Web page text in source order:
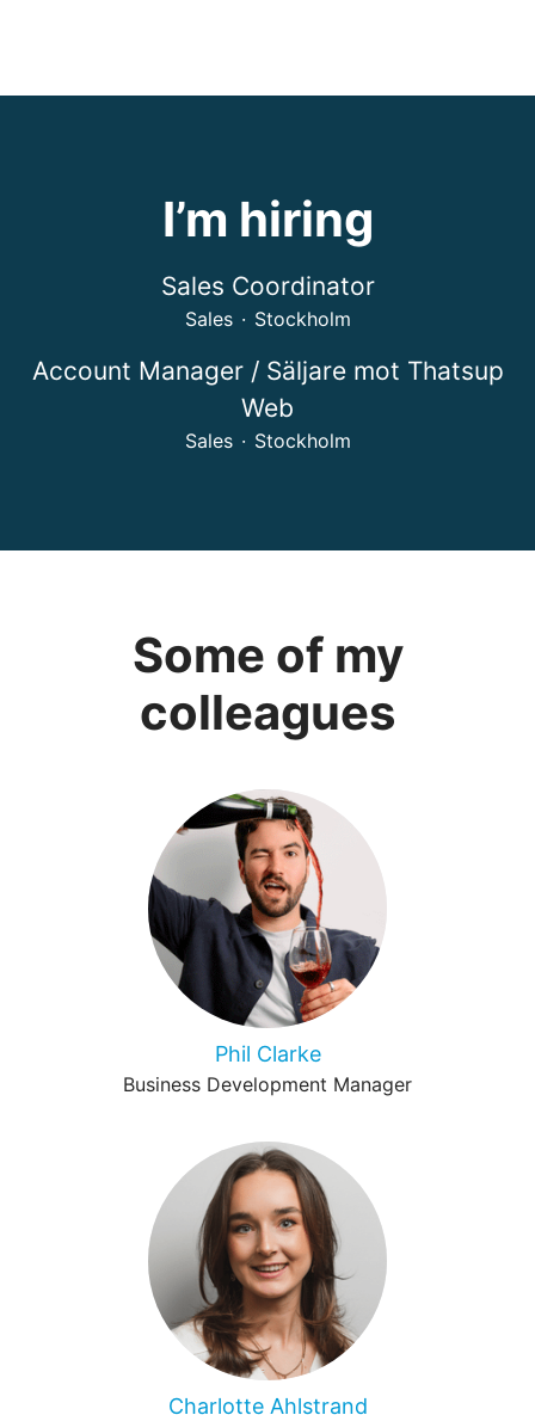
I’m hiring
Sales Coordinator
Sales · Stockholm
Account Manager / Säljare mot Thatsup
Web
Sales · Stockholm
Some of my
colleagues
Phil Clarke
Business Development Manager
Charlotte Ahlstrand